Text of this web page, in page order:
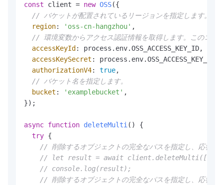
const client = new OSS({
// バケットが配置されているリージョンを指定します。
region: 'oss-cn-hangzhou' ,
// 環境変数からアクセス認証情報を取得します。このコード
accessKeyId : process. env.OSS_ACCESS_KEY_ID,
accessKeySecret : process. env.
authorizationV4: true,
// バケット名を指定します。
bucket : 'examplebucket' ,
});
async function deleteMulti( ) {
try {
// 削除するオブジェクトの完全なパスを指定し、応答モ
// let result = await
// console.log(result);
// 削除するオブジェクトの完全なパスを指定し、応答モ